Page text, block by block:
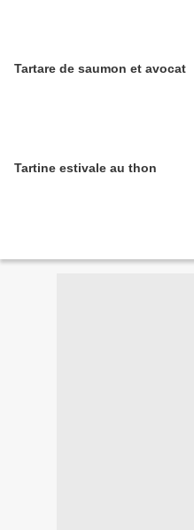
Tartare de saumon et avocat
Tartine estivale au thon